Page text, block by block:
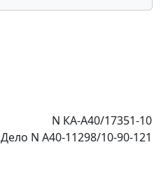
N КА-А40/17351-10
Дело N А40-11298/10-90-121